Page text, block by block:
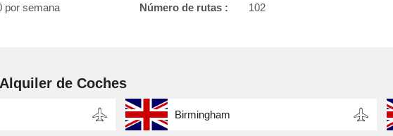
por semana Número de rutas : 102
de Coches
Birmingham